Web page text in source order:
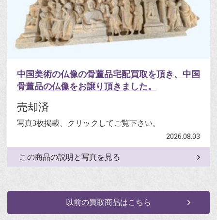
中国美術の仏像の骨董品宅配買取を頂き、中国
骨董品の仏像をお譲り頂きました。
売却済
写真3枚掲載、クリックしてご覧下さい。
2026.08.03
この商品の説明と写真を見る
以前の買取商品はこちら